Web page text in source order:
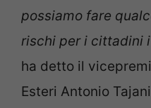
possiamo fare
rischi per i cittadini
ha detto il
Esteri Antonio